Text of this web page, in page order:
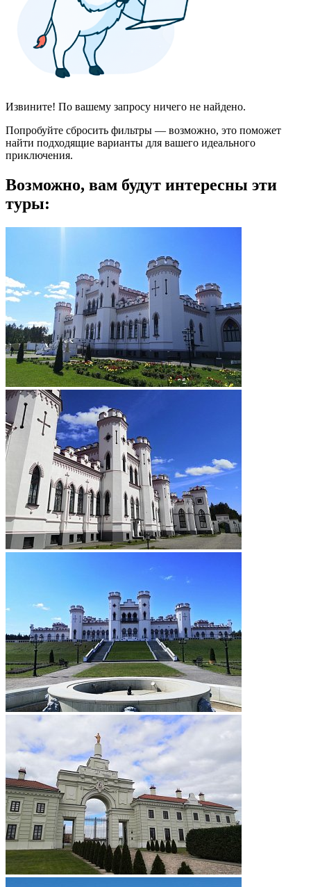
Извините! По вашему запросу ничего не найдено.
Попробуйте сбросить фильтры — возможно, это поможет
найти подходящие варианты для вашего идеального
приключения.
Возможно, вам будут интересны эти
туры: